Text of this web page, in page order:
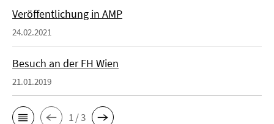
Veröffentlichung in AMP
24.02.2021
Besuch an der FH Wien
21.01.2019
1 / 3